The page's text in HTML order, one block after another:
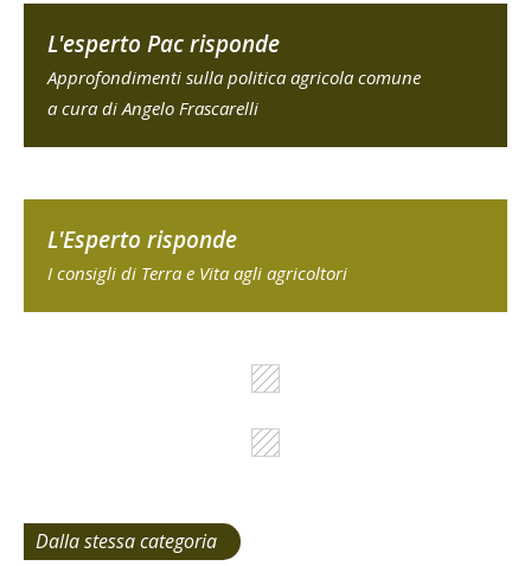
L'esperto Pac risponde
Approfondimenti sulla politica agricola comune
a cura di Angelo Frascarelli
L'Esperto risponde
I consigli di Terra e Vita agli agricoltori
Dalla stessa categoria